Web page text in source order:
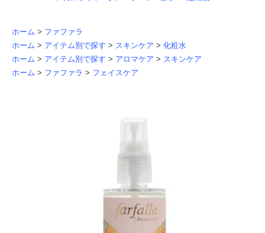
ホーム > ファファラ
ホーム > アイテム別で探す > スキンケア > 化粧水
ホーム > アイテム別で探す > アロマケア > スキンケア
ホーム > ファファラ > フェイスケア